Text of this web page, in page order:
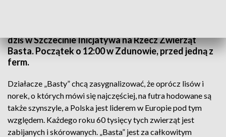
dziś w Szczecinie Inicjatywa na Rzecz Zwierząt
Basta. Początek o 12:00 w Zdunowie, przed jedną z
ferm.
Działacze „Basty” chcą zasygnalizować, że oprócz lisów i
norek, o których mówi się najczęściej, na futra hodowane są
także szynszyle, a Polska jest liderem w Europie pod tym
względem. Każdego roku 60 tysięcy tych zwierząt jest
zabijanych i skórowanych. „Basta” jest za całkowitym